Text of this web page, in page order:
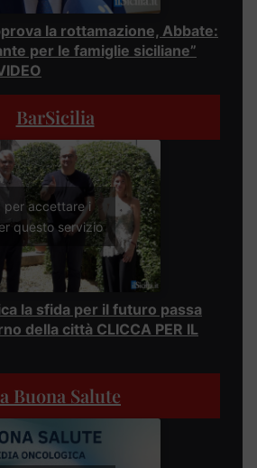
la rottamazione, Abbate:
per le famiglie siciliane”
BarSicilia
per accettare i
questo servizio
la sfida per il futuro passa
della città CLICCA PER IL
Buona Salute